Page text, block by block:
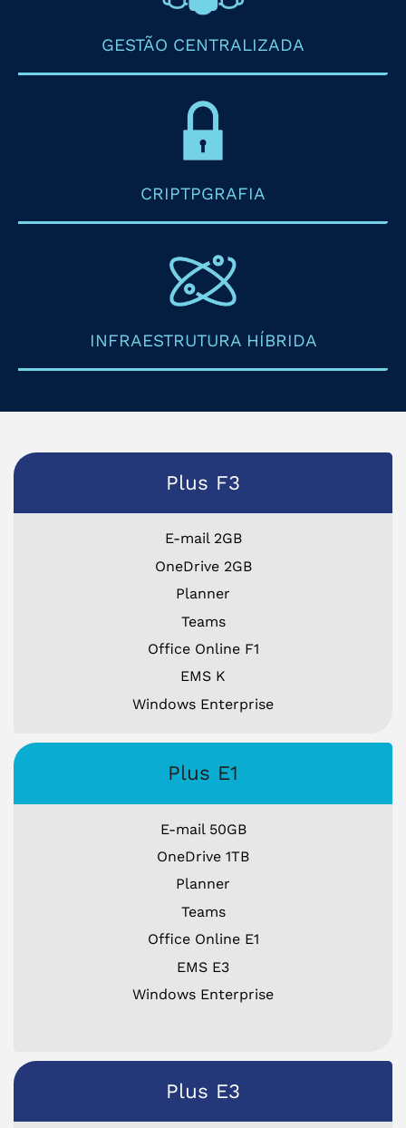
GESTÃO CENTRALIZADA
CRIPTPGRAFIA
INFRAESTRUTURA HÍBRIDA
Plus F3
E-mail 2GB
OneDrive 2GB
Planner
Teams
Office Online F1
EMS K
Windows Enterprise
Plus E1
E-mail 50GB
OneDrive 1TB
Planner
Teams
Office Online E1
EMS E3
Windows Enterprise
Plus E3